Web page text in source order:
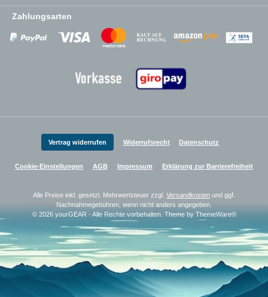
Zahlungsarten
Zahlungsanbieter Zahlungsanbieter
Zahlungsanbieter
Vertrag widerrufen Widerrufsrecht Datenschutz
Cookie-Einstellungen AGB Impressum Erklärung zur Barrierefreiheit
Alle Preise inkl. gesetzl. Mehrwertsteuer zzgl. Versandkosten und ggf.
Nachnahmegebühren, wenn nicht anders angegeben.
© 2026 yourGEAR - Alle Rechte vorbehalten. Theme by ThemeWare®